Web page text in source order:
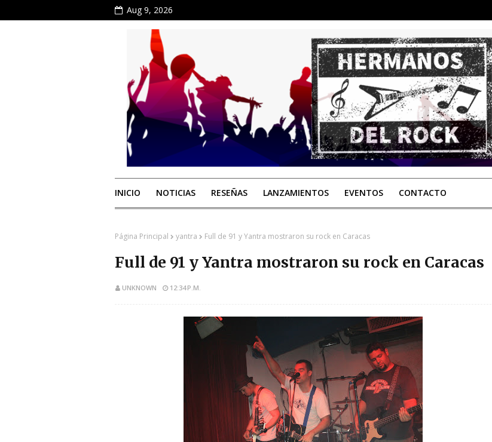
Aug 9, 2026
INICIO NOTICIAS RESEÑAS LANZAMIENTOS EVENTOS CONTACTO
Página Principal yantra Full de 91 y Yantra mostraron su rock en Caracas
Full de 91 y Yantra mostraron su rock en Caracas
UNKNOWN 12:34 P.M.